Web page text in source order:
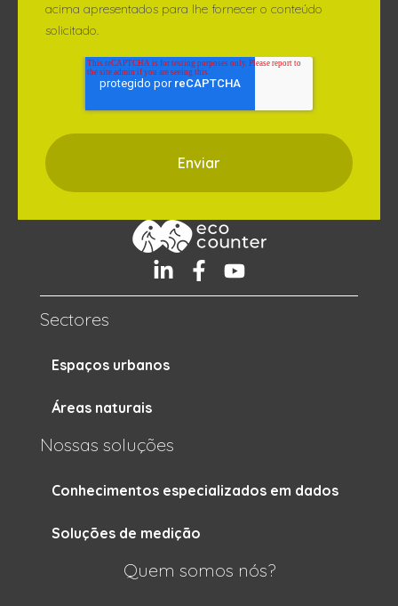
Sectores
Espaços urbanos
Áreas naturais
Nossas soluções
Conhecimentos especializados em dados
Soluções de medição
Quem somos nós?
acima apresentados para lhe fornecer o conteúdo
solicitado.